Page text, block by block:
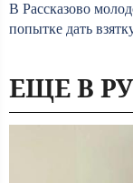
В Рассказово
попытке дать
ЕЩЕ В